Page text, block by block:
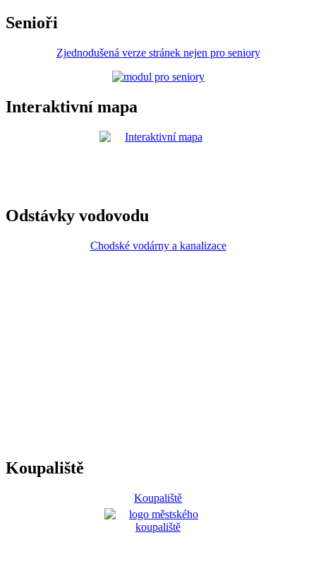
Senioři
Zjednodušená verze stránek nejen pro seniory
Interaktivní mapa
Odstávky vodovodu
Chodské vodárny a kanalizace
Koupaliště
Koupaliště